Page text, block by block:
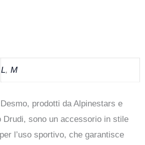
L, M
Desmo, prodotti da Alpinestars e
Drudi, sono un accessorio in stile
l’uso sportivo, che garantisce